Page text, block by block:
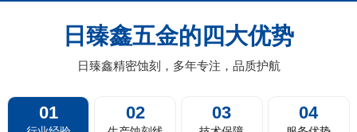
的音箱喇叭网面板，电视机及投影
器人的蚀刻过滤网，剃须刀剃须网
片，汽车的...
薄0.01mm或以上厚
料带蚀刻，卷对卷
日臻鑫五金的四大优势
日臻鑫精密蚀刻，多年专注，品质护航
01 02 03 04